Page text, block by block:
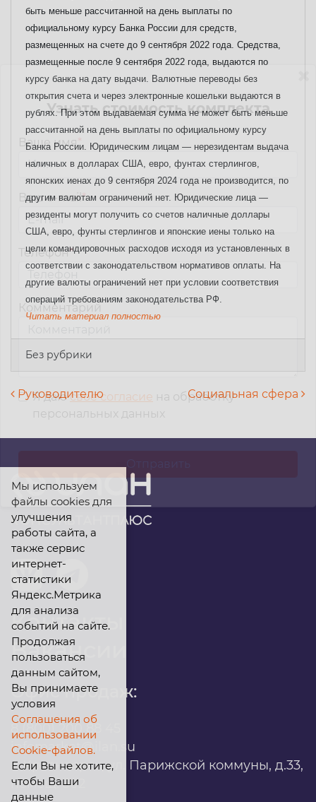
быть меньше рассчитанной на день выплаты по
официальному курсу Банка России для средств,
размещенных на счете до 9 сентября 2022 года. Средства,
размещенные после 9 сентября 2022 года, выдаются по
курсу банка на дату выдачи. Валютные переводы без
открытия счета и через электронные кошельки выдаются в
рублях. При этом выдаваемая сумма не может быть меньше
рассчитанной на день выплаты по официальному курсу
Банка России. Юридическим лицам — нерезидентам выдача
наличных в долларах США, евро, фунтах стерлингов,
японских иенах до 9 сентября 2024 года не производится, по
другим валютам ограничений нет. Юридические лица —
резиденты могут получить со счетов наличные доллары
США, евро, фунты стерлингов и японские иены только на
цели командировочных расходов исходя из установленных в
соответствии с законодательством нормативов оплаты. На
другие валюты ограничений нет при условии соответствия
операций требованиям законодательства РФ.
Читать материал полностью
Без рубрики
Навигация по записям
Руководителю Социальная сфера
Контакты
Вакансии
Офис продаж:
infomarket@ilan.su
г. Красноярск, ул. Парижской коммуны, д.33,
помещ. 302
Узнать стоимость комплекта
Ваше имя*
Ваш e-mail*
Телефон*
Комментарий
Я даюсвое согласие на обработку
персональных данных
Мы используем
файлы cookies для
улучшения
работы сайта, а
также сервис
интернет-
статистики
Яндекс.Метрика
для анализа
событий на сайте.
Продолжая
пользоваться
данным сайтом,
Вы принимаете
условия
Соглашения об
использовании
Cookie-файлов.
Если Вы не хотите,
чтобы Ваши
данные